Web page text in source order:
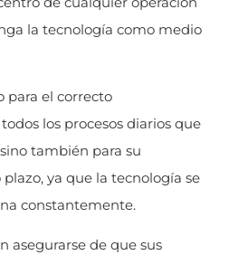
la tecnología como medio
para el correcto
los procesos diarios que
también para su
ya que la tecnología se
constantemente.
asegurarse de que sus